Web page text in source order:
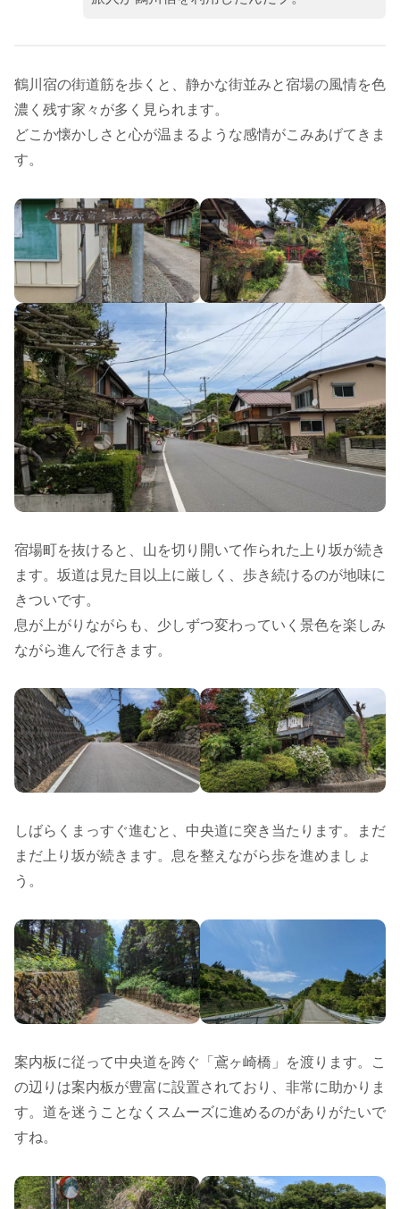
鶴川宿の街道筋を歩くと、静かな街並みと宿場の風情を色
濃く残す家々が多く見られます。
どこか懐かしさと心が温まるような感情がこみあげてきま
す。
宿場町を抜けると、山を切り開いて作られた上り坂が続き
ます。坂道は見た目以上に厳しく、歩き続けるのが地味に
きついです。
息が上がりながらも、少しずつ変わっていく景色を楽しみ
ながら進んで行きます。
しばらくまっすぐ進むと、中央道に突き当たります。まだ
まだ上り坂が続きます。息を整えながら歩を進めましょ
う。
案内板に従って中央道を跨ぐ「鳶ヶ崎橋」を渡ります。こ
の辺りは案内板が豊富に設置されており、非常に助かりま
す。道を迷うことなくスムーズに進めるのがありがたいで
すね。